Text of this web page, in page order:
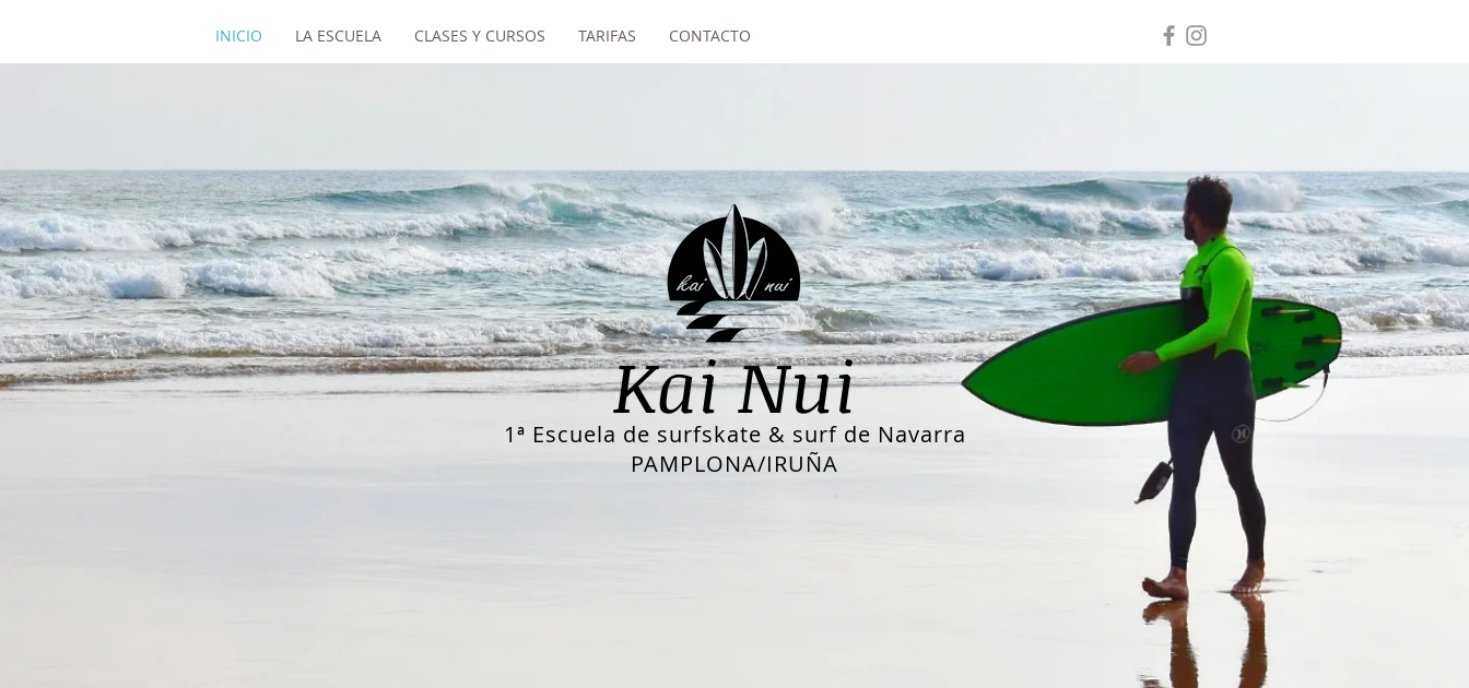
INICIO LA ESCUELA CLASES Y CURSOS TARIFAS CONTACTO
Kai Nui
1ª Escuela de surfskate & surf de Navarra
PAMPLONA/IRUÑA